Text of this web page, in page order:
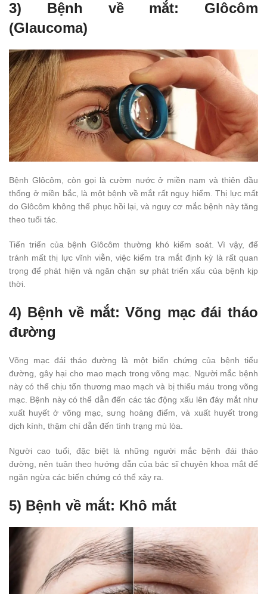
3) Bệnh về mắt: Glôcôm
(Glaucoma)
Bệnh Glôcôm, còn gọi là cườm nước ở miền nam và thiên đầu
thống ở miền bắc, là một bệnh về mắt rất nguy hiểm. Thị lực mất
do Glôcôm không thể phục hồi lại, và nguy cơ mắc bệnh này tăng
theo tuổi tác.
Tiến triển của bệnh Glôcôm thường khó kiểm soát. Vì vậy, để
tránh mất thị lực vĩnh viễn, việc kiểm tra mắt định kỳ là rất quan
trọng để phát hiện và ngăn chặn sự phát triển xấu của bệnh kịp
thời.
4) Bệnh về mắt: Võng mạc đái tháo
đường
Võng mạc đái tháo đường là một biến chứng của bệnh tiểu
đường, gây hại cho mao mạch trong võng mạc. Người mắc bệnh
này có thể chịu tổn thương mao mạch và bị thiếu máu trong võng
mạc. Bệnh này có thể dẫn đến các tác động xấu lên đáy mắt như
xuất huyết ở võng mạc, sưng hoàng điểm, và xuất huyết trong
dịch kính, thậm chí dẫn đến tình trạng mù lòa.
Người cao tuổi, đặc biệt là những người mắc bệnh đái tháo
đường, nên tuân theo hướng dẫn của bác sĩ chuyên khoa mắt để
ngăn ngừa các biến chứng có thể xảy ra.
5) Bệnh về mắt: Khô mắt